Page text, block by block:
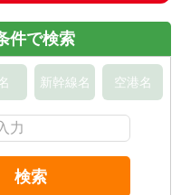
件で検索
新幹線名 空港名
検索